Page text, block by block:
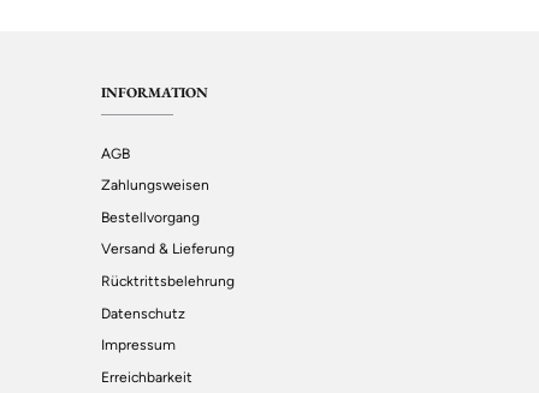
INFORMATION
AGB
Zahlungsweisen
Bestellvorgang
Versand & Lieferung
Rücktrittsbelehrung
Datenschutz
Impressum
Erreichbarkeit